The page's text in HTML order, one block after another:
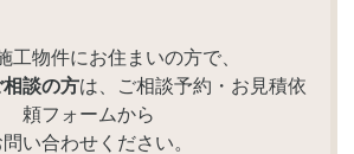
工物件にお住まいの方で、
相談の方は、ご相談予約・お見積依
頼フォームから
問い合わせください。